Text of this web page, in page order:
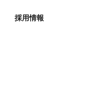
採用情報